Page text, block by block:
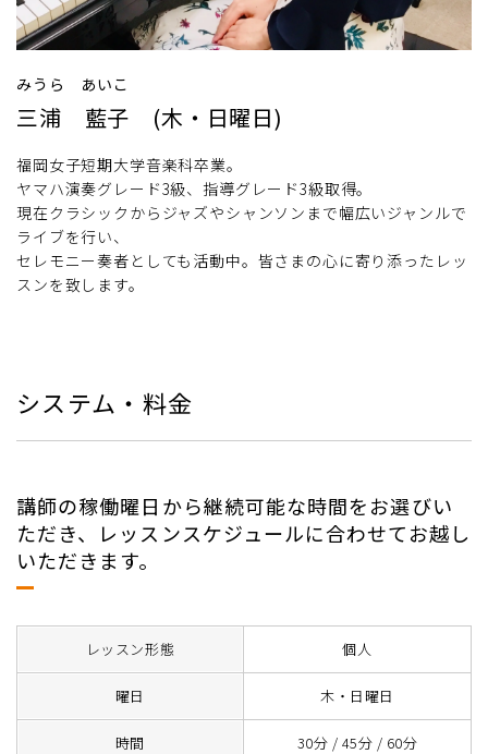
みうら あいこ
三浦 藍子 (木・日曜日)
福岡女子短期大学音楽科卒業。
ヤマハ演奏グレード3級、指導グレード3級取得。
現在クラシックからジャズやシャンソンまで幅広いジャンルで
ライブを行い、
セレモニー奏者としても活動中。皆さまの心に寄り添ったレッ
スンを致します。
システム・料金
講師の稼働曜日から継続可能な時間をお選びい
ただき、レッスンスケジュールに合わせてお越し
いただきます。
レッスン形態 個人
曜日 木・日曜日
時間 30分 / 45分 / 60分